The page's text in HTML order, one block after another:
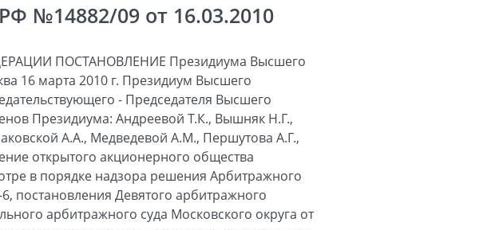
№14882/09 от 16.03.2010
арбитражный суд с настоящим иском. В обоснование требований о признании недействительными договора об отступном и договора купли-продажи общество «Экран» указало на то, что договор об отступном является фиктивным, так как основан на несуществующем договоре об уступке права требования; является крупной сделкой, совершенной в отсутствие решения совета директоров общества либо общего собрания акционеров; у лица, подписавшего договор, отсутствовали на это полномочия; сделка купли-продажи здания совершена лицом, не являющимся его собственником. Отказывая в удовлетворении требований общества «Экран» о признании недействительными договора об отступном и последующей сделки по отчуждению здания, суды исходили из того, что по заявленным требованиям истцом пропущен срок исковой давности; общество «ПромИнтелГрупп» является добросовестным приобретателем, поскольку спорное имущество выбыло из владения общества «Экран» по его воле на возмездной основе на основании договора об отступном, скрепленного подписью заместителя генерального директора общества «Экран» и печатью общества. Статьей 181 Гражданского кодекса Российской Федерации (далее - Кодекс) предусмотрено, что срок исковой давности по требованию о применении последствий недействительности ничтожной сделки составляет три года. Течение срока исковой давности по такому требованию начинается со дня, когда началось исполнение этой сделки. Делая вывод о пропуске срока исковой давности по требованиям о признании недействительным договора об отступном и последующей сделки по отчуждению здания, суды исходили из того, что течение данного срока началось в момент подписания указанного договора, поскольку именно тогда началось исполнение сделки обществом «ПромИнтелГрупп», отказавшимся от требования об уплате истцом денежного долга. Этот вывод судов является ошибочным. Согласно статье 409 Кодекса по соглашению сторон обязательство может быть прекращено предоставлением взамен исполнения отступного (уплатой денег, передачей имущества и т.п.). Размер, сроки и порядок предоставления отступного устанавливаются сторонами. В соответствии с пунктом 2.4 договора о предоставлении отступного передача недвижимого имущества будет произведена по передаточному акту, который стороны обязуются подписать после государственной регистрации перехода права собственности на отчуждаемое недвижимое имущество, в течение 10 дней с момента получения свидетельства о государственной регистрации права собственности. Как установлено судами, переход права собственности на спорное имущество к обществу ПромИнтелГрупп» зарегистрирован 13.07.2007, иск о признании недействительным договора об отступном подан в Арбитражный суд города Москвы 10.01.2008, то есть в пределах срока, установленного статьей 181 Кодекса. Не пропущен срок исковой давности и по требованию о признании ничтожной сделки купли-продажи спорного имущества. Принимая решение об отказе в удовлетворения иска, суды также указали на то, что истец не доказал отсутствия у него перед обществом «ПромИнтелГрупп» денежного обязательства, во исполнение которого предоставлялось отступное, поскольку договор об уступке права требования в установленном порядке не оспорен. Пунктом 8 статьи 75 Арбитражного процессуального кодекса Российской Федерации определено, что письменные доказательства представляются в арбитражный суд в подлиннике или в форме надлежащим образом заверенной копии. В материалах дела отсутствует подлинник договора об уступке права требования. Представленная обществом «ПромИнтелГрупп» копия этого договора, заверенная нотариусом Топольцовой Н.В., надлежащим доказательством уступки научным центром имени Н.Н. Блохина обществу «ПромИнтелГрупп» права требования денежного долга с общества «Экран» признана быть не может, поскольку проведенными в рамках уголовного дела экспертизами установлено, что подпись, учиненная на копии договора от имени нотариуса Топольцовой Н.В., выполнена не ею, а оттиски гербовой печати и штампа нанесены не гербовой печатью и штампом, используемыми этим нотариусом (заключения экспертов от 24.03.2006 №12/2241 и от 23.05.2006 № 12/2316). При указанных обстоятельствах, а также учитывая, что научный центр имени Н.Н. Блохина отрицает факт заключения договора об уступке права требования, вывод судов о недоказанности отсутств